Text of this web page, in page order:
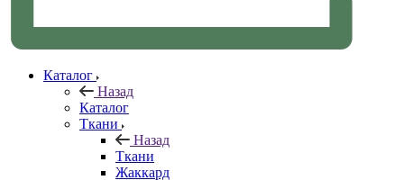
Каталог
Назад
Каталог
Ткани
Назад
Ткани
Жаккард